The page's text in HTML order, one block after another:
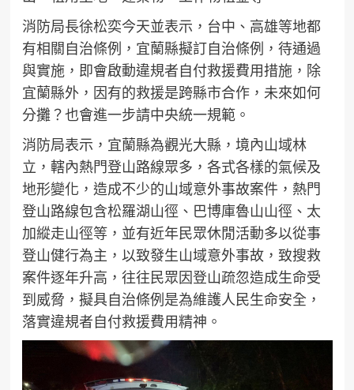
消防局長徐松奕今天並表示，台中、高雄等地都
有相關自治條例，宜蘭縣擬訂自治條例，待通過
與實施，即會啟動違規者自付救援費用措施，除
宜蘭縣外，因有的救援是跨縣市合作，未來如何
分攤？也會進一步請中央統一規範。
消防局表示，宜蘭縣為觀光大縣，境內山域林
立，轄內熱門登山路線眾多，各式各樣的氣候及
地形變化，造成不少的山域意外事故案件，熱門
登山路線包含松羅湖山徑、巴博庫魯山山徑、太
加縱走山徑等，並有近年民眾休閒活動多以從事
登山健行為主，以致發生山域意外事故，致搜救
案件逐年升高，往往民眾因登山疏忽造成生命受
到威脅，擬具自治條例是為維護人民生命安全，
落實違規者自付救援費用精神。